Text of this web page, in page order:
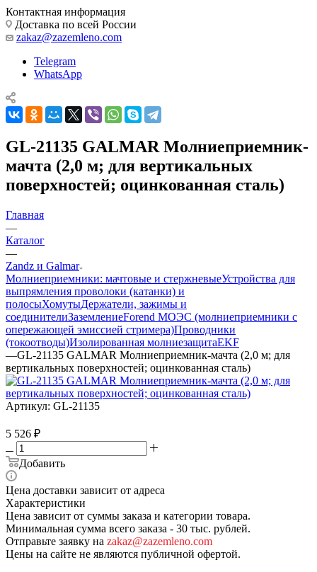
Контактная информация
Доставка по всей России
zakaz@zazemleno.com
Telegram
WhatsApp
GL-21135 GALMAR Молниеприемник-
мачта (2,0 м; для вертикальных
поверхностей; оцинкованная сталь)
Главная
—
Каталог
—
Zandz и Galmar
Молниеприемники: мачтовые и стержневыеУстройства для
выпрямления проволоки (катанки) и
полосыХомутыДержатели, зажимы и
соединителиЗаземлениеForend МОЭС (молниеприемники с
опережающей эмиссией стримера)Проводники
(токоотводы)Изолированная молниезащитаEKF
—GL-21135 GALMAR Молниеприемник-мачта (2,0 м; для
вертикальных поверхностей; оцинкованная сталь)
Артикул: GL-21135
5 526 ₽
Добавить
Цена доставки зависит от адреса
Характеристики
Цена зависит от суммы заказа и категории товара.
Минимальная сумма всего заказа - 30 тыс. рублей.
Отправьте заявку на zakaz@zazemleno.com
Цены на сайте не являются публичной офертой.